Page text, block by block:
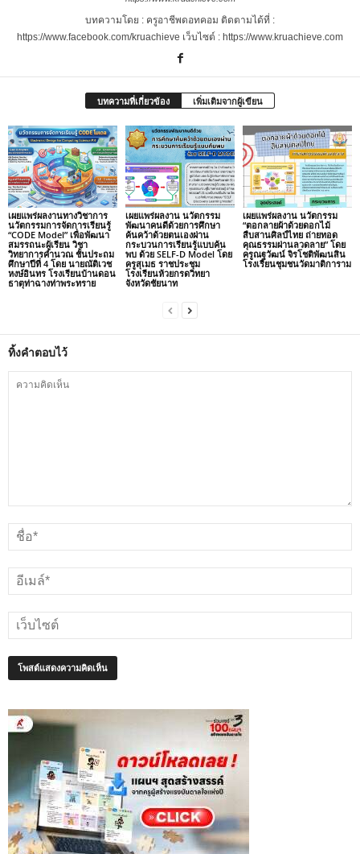
บทความโดย : ครูอาชีพดอทคอม ติดตามได้ที่ :
https://www.facebook.com/kruachieve เว็บไซต์ : https://www.kruachieve.com
บทความที่เกี่ยวข้อง เพิ่มเติมจากผู้เขียน
เผยแพร่ผลงานทางวิชาการ
นวัตกรรมการจัดการเรียนรู้
“CODE Model” เพื่อพัฒนา
สมรรถนะผู้เรียน วิชา
วิทยาการคำนวณ ชั้นประถม
ศึกษาปีที่ 4 โดย นายณัติเวช
หงษ์อินทร โรงเรียนบ้านดอน
ธาตุท่าฉางท่าพระทราย
เผยแพร่ผลงาน นวัตกรรม
พัฒนาคนดีด้วยการศึกษา
ค้นคว้าด้วยตนเองผ่าน
กระบวนการเรียนรู้แบบค้น
พบ ด้วย SELF-D Model โดย
ครูสุเมธ ราชประชุม
โรงเรียนห้วยกรดวิทยา
จังหวัดชัยนาท
เผยแพร่ผลงาน นวัตกรรม
“ตอกลายผ้าด้วยดอกไม้
สืบสานศิลป์ไทย ถ่ายทอด
คุณธรรมผ่านลวดลาย” โดย
ครูณฐวัฒน์ จิรโชติพัฒนสิน
โรงเรียนชุมชนวัดมาติการาม
ทิ้งคำตอบไว้